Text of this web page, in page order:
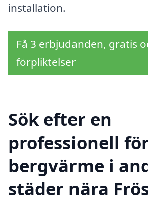
installation.
Få 3 erbjudanden, gratis
förpliktelser
Sök efter en
professionell
bergvärme i
städer nära